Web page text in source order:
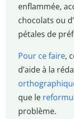
enflammée,
chocolats ou
pétales de
Pour ce faire,
d’aide à la
que le
problème.